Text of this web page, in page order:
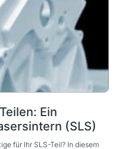
Ein
(SLS)
für Ihr SLS-Teil? In diesem